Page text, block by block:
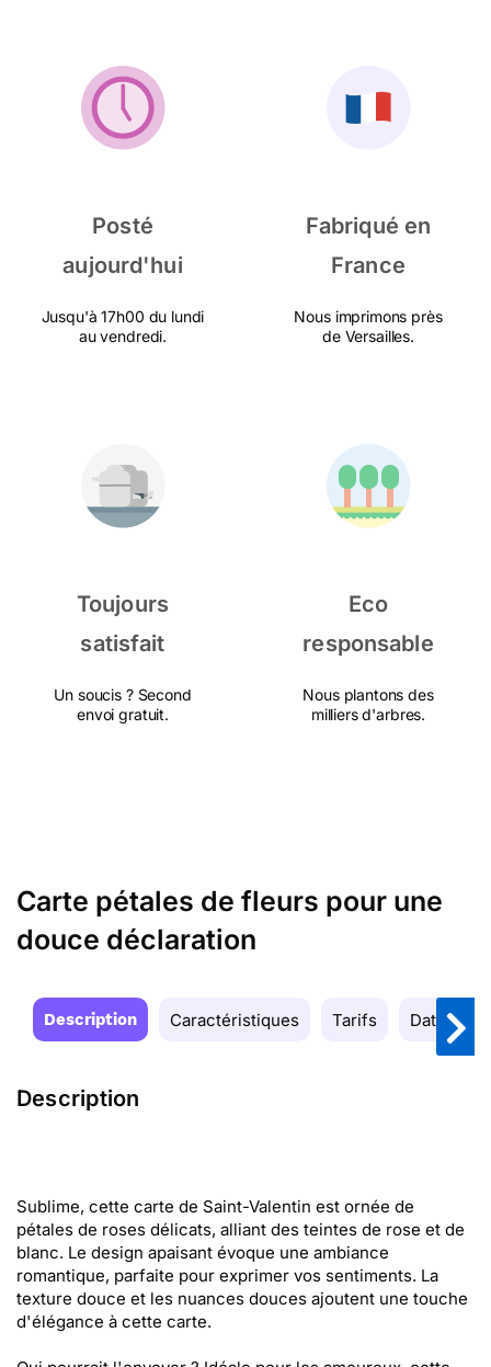
Posté
aujourd'hui
Jusqu'à 17h00 du lundi
au vendredi.
Fabriqué en
France
Nous imprimons près
de Versailles.
Toujours
satisfait
Un soucis ? Second
envoi gratuit.
Eco
responsable
Nous plantons des
milliers d'arbres.
Carte pétales de fleurs pour une
douce déclaration
Description Caractéristiques Tarifs Date de
Description
Sublime, cette carte de Saint-Valentin est ornée de
pétales de roses délicats, alliant des teintes de rose et de
blanc. Le design apaisant évoque une ambiance
romantique, parfaite pour exprimer vos sentiments. La
texture douce et les nuances douces ajoutent une touche
d'élégance à cette carte.